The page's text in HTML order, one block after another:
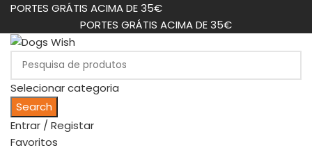
PORTES GRÁTIS ACIMA DE 35€
PORTES GRÁTIS ACIMA DE 35€
Selecionar categoria
Search
Entrar / Registar
Favoritos